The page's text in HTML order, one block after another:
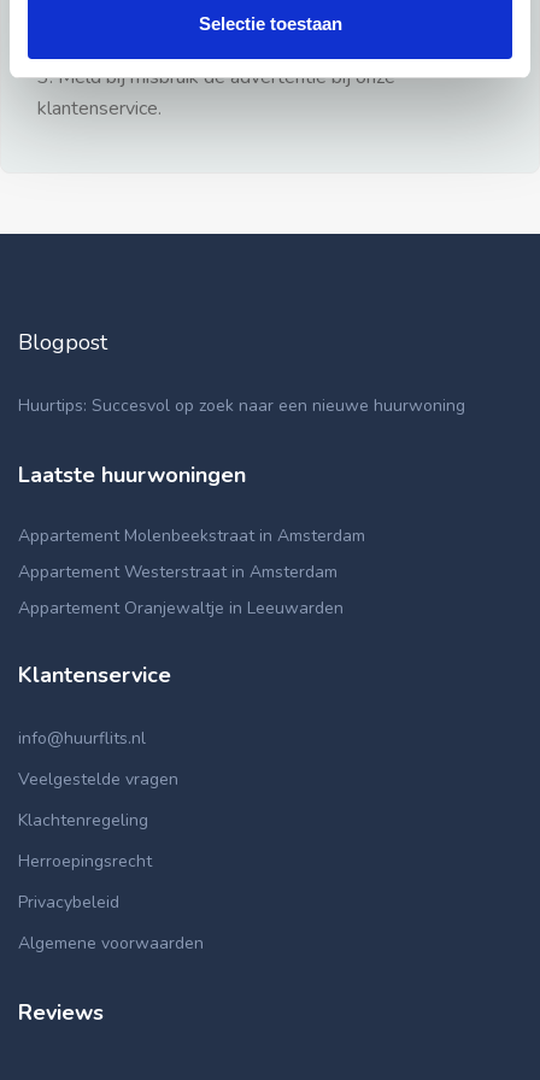
Selectie toestaan
3: Meld bij misbruik de advertentie bij onze
klantenservice.
Blogpost
Huurtips: Succesvol op zoek naar een nieuwe huurwoning
Laatste huurwoningen
Appartement Molenbeekstraat in Amsterdam
Appartement Westerstraat in Amsterdam
Appartement Oranjewaltje in Leeuwarden
Klantenservice
info@huurflits.nl
Veelgestelde vragen
Klachtenregeling
Herroepingsrecht
Privacybeleid
Algemene voorwaarden
Reviews